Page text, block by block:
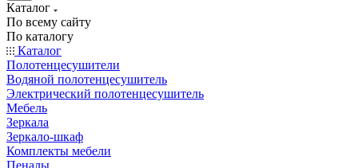
Каталог
По всему сайту
По каталогу
Каталог
Полотенцесушители
Водяной полотенцесушитель
Электрический полотенцесушитель
Мебель
Зеркала
Зеркало-шкаф
Комплекты мебели
Пеналы